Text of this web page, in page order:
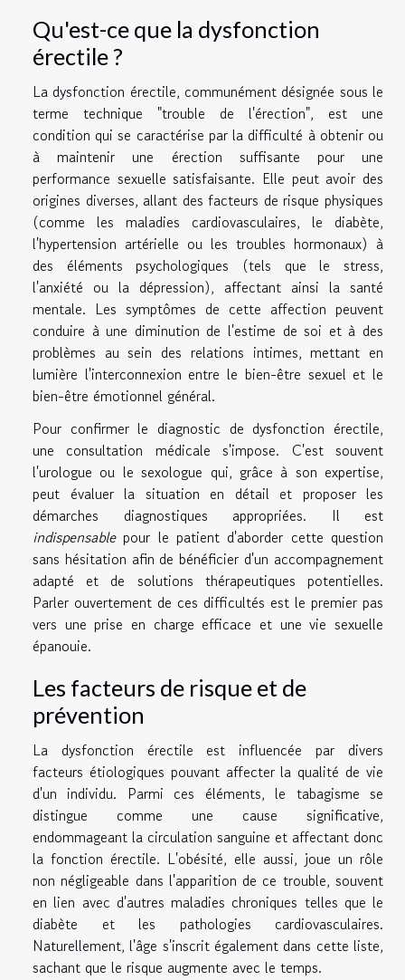
Qu'est-ce que la dysfonction
érectile ?
La dysfonction érectile, communément désignée sous le
terme technique "trouble de l'érection", est une
condition qui se caractérise par la difficulté à obtenir ou
à maintenir une érection suffisante pour une
performance sexuelle satisfaisante. Elle peut avoir des
origines diverses, allant des facteurs de risque physiques
(comme les maladies cardiovasculaires, le diabète,
l'hypertension artérielle ou les troubles hormonaux) à
des éléments psychologiques (tels que le stress,
l'anxiété ou la dépression), affectant ainsi la santé
mentale. Les symptômes de cette affection peuvent
conduire à une diminution de l'estime de soi et à des
problèmes au sein des relations intimes, mettant en
lumière l'interconnexion entre le bien-être sexuel et le
bien-être émotionnel général.
Pour confirmer le diagnostic de dysfonction érectile,
une consultation médicale s'impose. C'est souvent
l'urologue ou le sexologue qui, grâce à son expertise,
peut évaluer la situation en détail et proposer les
démarches diagnostiques appropriées. Il est
indispensablepour le patient d'aborder cette question
sans hésitation afin de bénéficier d'un accompagnement
adapté et de solutions thérapeutiques potentielles.
Parler ouvertement de ces difficultés est le premier pas
vers une prise en charge efficace et une vie sexuelle
épanouie.
Les facteurs de risque et de
prévention
La dysfonction érectile est influencée par divers
facteurs étiologiques pouvant affecter la qualité de vie
d'un individu. Parmi ces éléments, le tabagisme se
distingue comme une cause significative,
endommageant la circulation sanguine et affectant donc
la fonction érectile. L'obésité, elle aussi, joue un rôle
non négligeable dans l'apparition de ce trouble, souvent
en lien avec d'autres maladies chroniques telles que le
diabète et les pathologies cardiovasculaires.
Naturellement, l'âge s'inscrit également dans cette liste,
sachant que le risque augmente avec le temps.